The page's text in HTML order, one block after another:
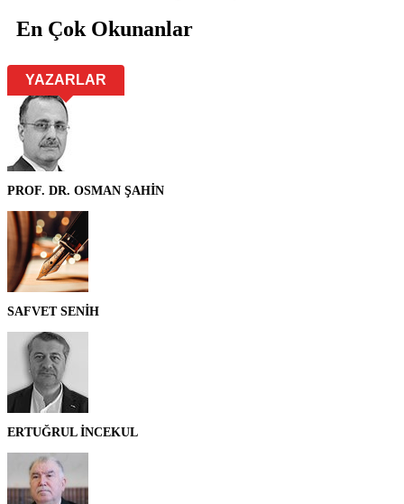
En Çok Okunanlar
YAZARLAR
PROF. DR. OSMAN ŞAHİN
SAFVET SENİH
ERTUĞRUL İNCEKUL